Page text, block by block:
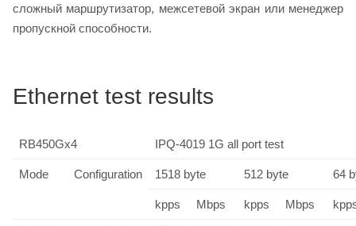
сложный маршрутизатор, межсетевой экран или менеджер
пропускной способности.
Ethernet test results
RB450Gx4 IPQ-4019 1G all port test
Mode Configuration 1518 byte 512 byte 64
kpps Mbps kpps Mbps